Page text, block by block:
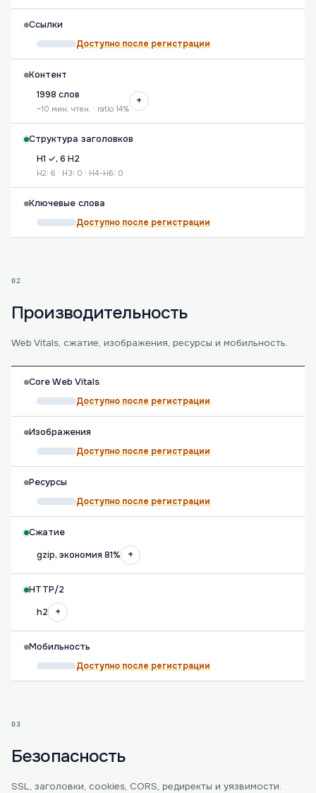
Ссылки
Доступно после регистрации
Контент
1998 слов
~10 мин. чтен. · ratio 14%
+
Структура заголовков
H1 ✓, 6 H2
H2: 6 · H3: 0 · H4–H6: 0
Ключевые слова
Доступно после регистрации
02
Производительность
Web Vitals, сжатие, изображения, ресурсы и мобильность.
Core Web Vitals
Доступно после регистрации
Изображения
Доступно после регистрации
Ресурсы
Доступно после регистрации
Сжатие
gzip, экономия 81%
+
HTTP/2
h2
+
Мобильность
Доступно после регистрации
03
Безопасность
SSL, заголовки, cookies, CORS, редиректы и уязвимости.